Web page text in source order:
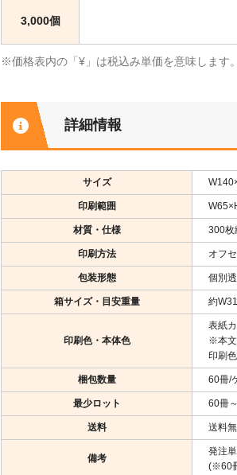
3,000個
※価格表内の「¥」は税込み単価を意味します。
詳細情報
サイズ
印刷範囲
材質・仕様 300枚
印刷方法 オフ
包装形態 個別
箱サイズ・目安重量 約
印刷色・本体色
表紙
※本文
印刷
梱包数量 60冊/
最少ロット 60冊～
送料 送料
備考
発注
(※60